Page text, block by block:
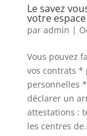
Le savez
votre
par admin |
Vous pouvez
vos contrats *
personnelles
déclarer un
attestations :
les centres